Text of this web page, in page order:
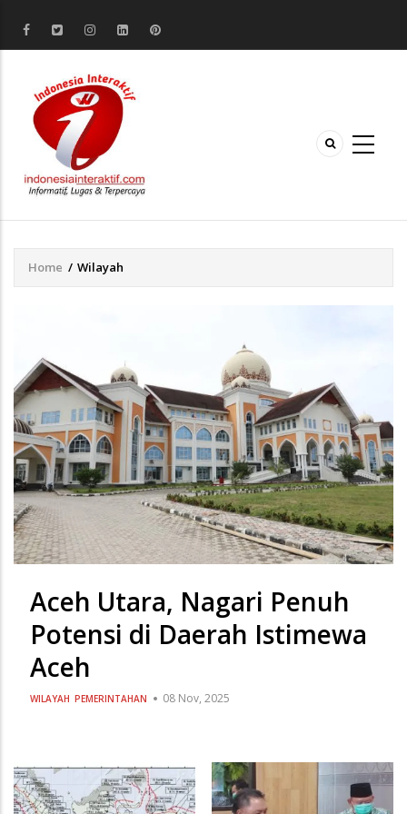
Breadcrumb
Home / Wilayah
Aceh Utara, Nagari Penuh
Potensi di Daerah Istimewa
Aceh
WILAYAH PEMERINTAHAN 08 Nov, 2025